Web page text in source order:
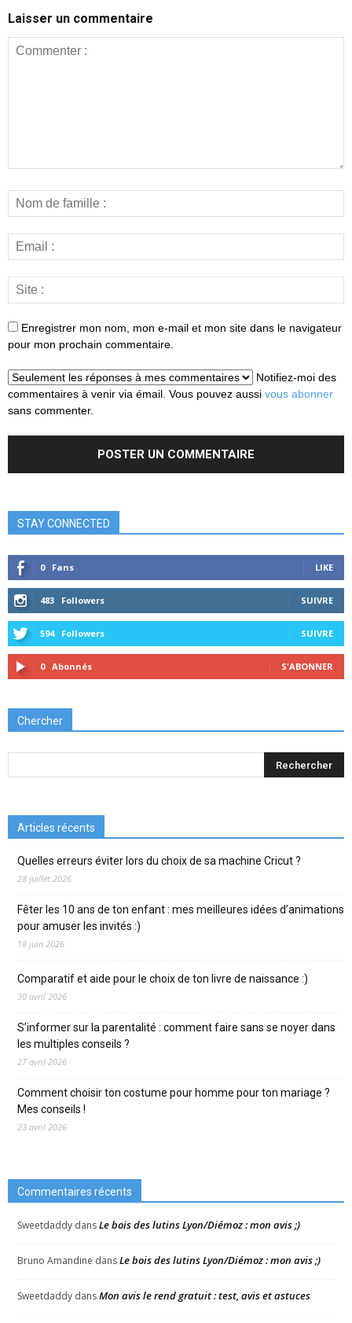
Laisser un commentaire
Enregistrer mon nom, mon e-mail et mon site dans le navigateur
pour mon prochain commentaire.
Notifiez-moi des
commentaires à venir via émail. Vous pouvez aussi vous abonner
sans commenter.
STAY CONNECTED
0 Fans LIKE
483 Followers SUIVRE
594 Followers SUIVRE
0 Abonnés S'ABONNER
Chercher
Articles récents
Quelles erreurs éviter lors du choix de sa machine Cricut ?
28 juillet 2026
Fêter les 10 ans de ton enfant : mes meilleures idées d’animations
pour amuser les invités :)
18 juin 2026
Comparatif et aide pour le choix de ton livre de naissance :)
30 avril 2026
S’informer sur la parentalité : comment faire sans se noyer dans
les multiples conseils ?
27 avril 2026
Comment choisir ton costume pour homme pour ton mariage ?
Mes conseils !
23 avril 2026
Commentaires récents
Sweetdaddy dansLe bois des lutins Lyon/Diémoz : mon avis ;)
Bruno Amandine dansLe bois des lutins Lyon/Diémoz : mon avis ;)
Sweetdaddy dansMon avis le rend gratuit : test, avis et astuces